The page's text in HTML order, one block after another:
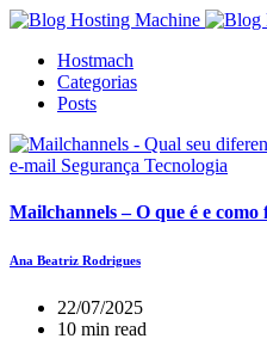
Hostmach
Categorias
Posts
e-mail Segurança Tecnologia
Mailchannels – O que é e como
Ana Beatriz Rodrigues
22/07/2025
10 min read